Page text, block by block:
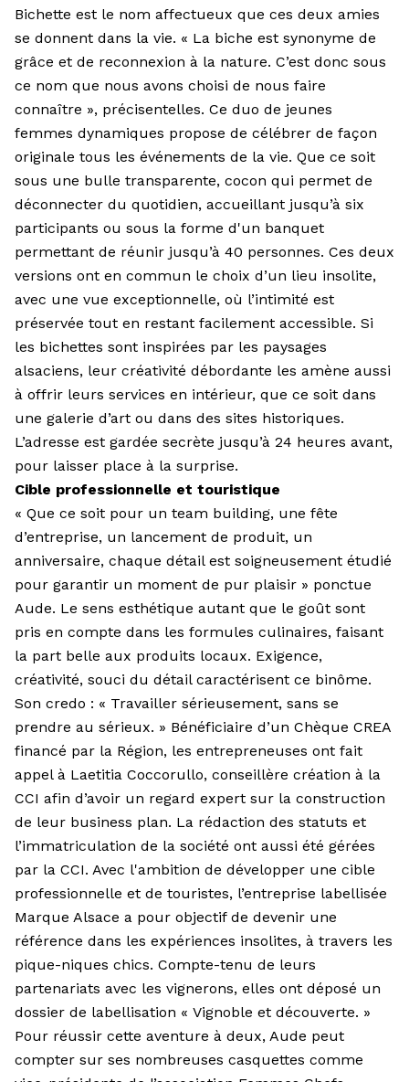
Bichette est le nom affectueux que ces deux amies
se donnent dans la vie. « La biche est synonyme de
grâce et de reconnexion à la nature. C’est donc sous
ce nom que nous avons choisi de nous faire
connaître », précisentelles. Ce duo de jeunes
femmes dynamiques propose de célébrer de façon
originale tous les événements de la vie. Que ce soit
sous une bulle transparente, cocon qui permet de
déconnecter du quotidien, accueillant jusqu’à six
participants ou sous la forme d'un banquet
permettant de réunir jusqu’à 40 personnes. Ces deux
versions ont en commun le choix d’un lieu insolite,
avec une vue exceptionnelle, où l’intimité est
préservée tout en restant facilement accessible. Si
les bichettes sont inspirées par les paysages
alsaciens, leur créativité débordante les amène aussi
à offrir leurs services en intérieur, que ce soit dans
une galerie d’art ou dans des sites historiques.
L’adresse est gardée secrète jusqu’à 24 heures avant,
pour laisser place à la surprise.
Cible professionnelle et touristique
« Que ce soit pour un team building, une fête
d’entreprise, un lancement de produit, un
anniversaire, chaque détail est soigneusement étudié
pour garantir un moment de pur plaisir » ponctue
Aude. Le sens esthétique autant que le goût sont
pris en compte dans les formules culinaires, faisant
la part belle aux produits locaux. Exigence,
créativité, souci du détail caractérisent ce binôme.
Son credo : « Travailler sérieusement, sans se
prendre au sérieux. » Bénéficiaire d’un Chèque CREA
financé par la Région, les entrepreneuses ont fait
appel à Laetitia Coccorullo, conseillère création à la
CCI afin d’avoir un regard expert sur la construction
de leur business plan. La rédaction des statuts et
l’immatriculation de la société ont aussi été gérées
par la CCI. Avec l'ambition de développer une cible
professionnelle et de touristes, l’entreprise labellisée
Marque Alsace a pour objectif de devenir une
référence dans les expériences insolites, à travers les
pique-niques chics. Compte-tenu de leurs
partenariats avec les vignerons, elles ont déposé un
dossier de labellisation « Vignoble et découverte. »
Pour réussir cette aventure à deux, Aude peut
compter sur ses nombreuses casquettes comme